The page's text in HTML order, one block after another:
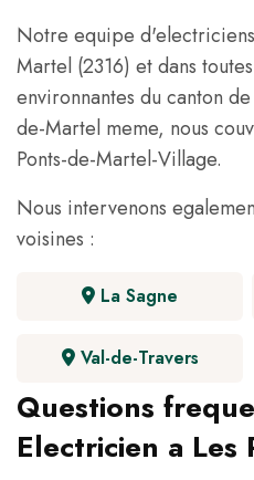
Notre equipe
Martel (2316) et dans
environnantes du canton
de-Martel meme, nous
Ponts-de-Martel-Village.
Nous intervenons
voisines :
La Sagne
Val-de-Travers
Questions
Electricien a Les